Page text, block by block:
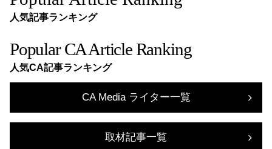
人気記事ランキング
Popular CA Article Ranking
人気CA記事ランキング
CA Media ライター一覧
取材記事一覧